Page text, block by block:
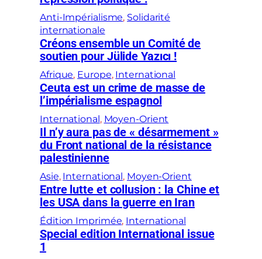
Anti-Impérialisme, Solidarité
internationale
Créons ensemble un Comité de
soutien pour Jülide Yazıcı !
Afrique, Europe, International
Ceuta est un crime de masse de
l’impérialisme espagnol
International , Moyen-Orient
Il n’y aura pas de « désarmement »
du Front national de la résistance
palestinienne
Asie, International , Moyen-Orient
Entre lutte et collusion : la Chine et
les USA dans la guerre en Iran
Édition Imprimée, International
Special edition International issue
1